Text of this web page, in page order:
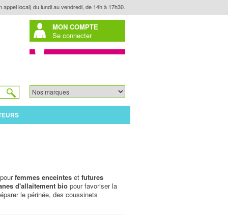
local) du lundi au vendredi, de 14h à 17h30.
MON COMPTE
Se connecter
femmes enceinteset futures
d'allaitement biopour favoriser la
le périnée, des coussinets